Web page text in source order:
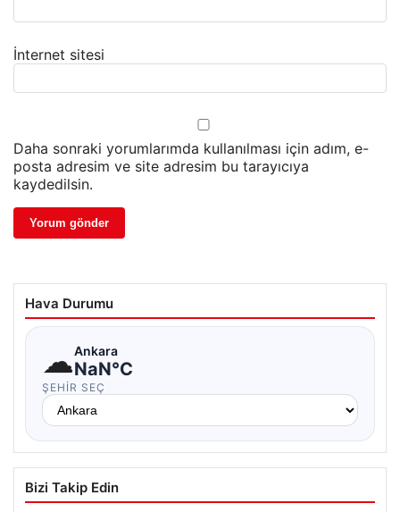
İnternet sitesi
Daha sonraki yorumlarımda kullanılması için adım, e-
posta adresim ve site adresim bu tarayıcıya
kaydedilsin.
Hava Durumu
☁Ankara
NaN°C
ŞEHIR SEÇ
Bizi Takip Edin